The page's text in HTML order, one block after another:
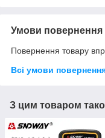
Умови повернення
Повернення товару
Всі умови
З цим товаром